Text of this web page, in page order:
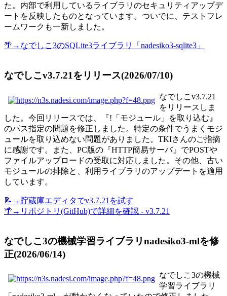
た。内部で利用しているライブラリのセキュリティアップデ
ートを反映したものとなっています。ついでに、テストフレ
ームワークも一新しました。
🌴→なでしこ3のSQLite3ライブラリ「nadesiko3-sqlite3」
なでしこv3.7.21をリリース(2026/07/10)
なでしこv3.7.21
をリリースしま
した。今回リリースでは、『!「モジュール」を取り込む』
のパス指定の問題を修正しました。特定の条件でうまくモジ
ュールを取り込めない問題がありました。TKIさんのご指摘
に感謝です。また、PC版の『HTTP簡易サーバ』でPOSTや
ファイルアップロードの受取に対応しました。その他、古い
モジュールの排除と、利用ライブラリのアップデートを適用
しています。
📝→貯蔵庫エディタでv3.7.21を試す
🌴→リポジトリ(GitHub)で詳細を確認 - v3.7.21
なでしこ3の機械学習ライブラリnadesiko3-mlを修
正(2026/06/14)
なでしこ3の機械
学習ライブラリ